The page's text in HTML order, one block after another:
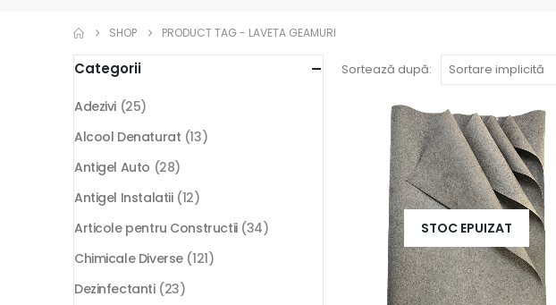
SHOP PRODUCT TAG - LAVETA GEAMURI
Sortează după:
STOC EPUIZAT
Categorii
Adezivi (25)
Alcool Denaturat (13)
Antigel Auto (28)
Antigel Instalatii (12)
Articole pentru Constructii (34)
Chimicale Diverse (121)
Dezinfectanti (23)